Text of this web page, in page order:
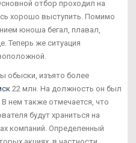
отбор проходил на
хорошо выступить. Помимо
юноша бегал, плавал,
Теперь же ситуация
обыски, изъято более
22 млн. На должность он был
В нем также отмечается, что
будут храниться на
компаний. Определенный